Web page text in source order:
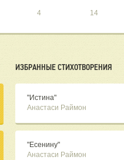
4 14
ИЗБРАННЫЕ СТИХОТВОРЕНИЯ
"Истина"
Анастаси Раймон
"Есенину"
Анастаси Раймон